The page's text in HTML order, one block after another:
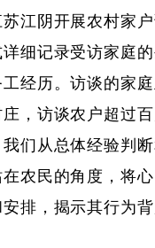
江阴开展农村家
细记录受访家庭的
经历。访谈的家
，访谈农户超过
们从总体经验判
农民的角度，将
排，揭示其行为